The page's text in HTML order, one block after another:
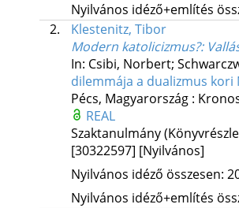
Nyilvános idéző+említés
2.
Klestenitz, Tibor
Modern katolicizmus?:
In: Csibi, Norbert;
dilemmája a dualizmus kori
Pécs, Magyarország :
REAL
Szaktanulmány
[30322597] [Nyilvános]
Nyilvános idéző összesen:
Nyilvános idéző+említés